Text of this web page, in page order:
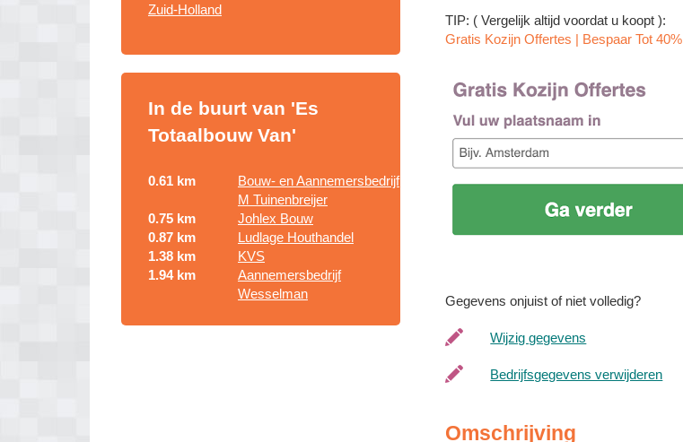
Zuid-Holland
In de buurt van 'Es
Totaalbouw Van'
0.61 km
Bouw- en Aannemersbedrijf
M Tuinenbreijer
0.75 km
Johlex Bouw
0.87 km
Ludlage Houthandel
1.38 km
KVS
1.94 km
Aannemersbedrijf
Wesselman
TIP: ( Vergelijk altijd voordat u koopt ):
Gratis Kozijn Offertes | Bespaar Tot 40%‎
Gegevens onjuist of niet volledig?
Wijzig gegevens
Bedrijfsgegevens verwijderen
Omschrijving